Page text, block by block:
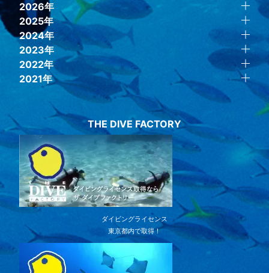
2026年
2025年
2024年
2023年
2022年
2021年
THE DIVE FACTORY
ダイビングライセンス
東京都内で取得！